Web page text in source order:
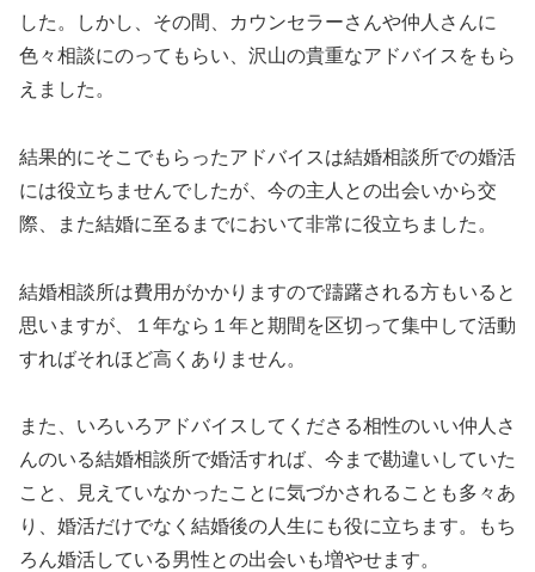
した。しかし、その間、カウンセラーさんや仲人さんに
色々相談にのってもらい、沢山の貴重なアドバイスをもら
えました。
結果的にそこでもらったアドバイスは結婚相談所での婚活
には役立ちませんでしたが、今の主人との出会いから交
際、また結婚に至るまでにおいて非常に役立ちました。
結婚相談所は費用がかかりますので躊躇される方もいると
思いますが、１年なら１年と期間を区切って集中して活動
すればそれほど高くありません。
また、いろいろアドバイスしてくださる相性のいい仲人さ
んのいる結婚相談所で婚活すれば、今まで勘違いしていた
こと、見えていなかったことに気づかされることも多々あ
り、婚活だけでなく結婚後の人生にも役に立ちます。もち
ろん婚活している男性との出会いも増やせます。